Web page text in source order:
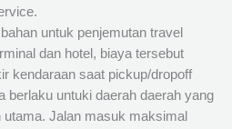
untuk penjemutan travel
dan hotel, biaya tersebut
kendaraan saat pickup/dropoff
berlaku untuki daerah daerah yang
utama. Jalan masuk maksimal